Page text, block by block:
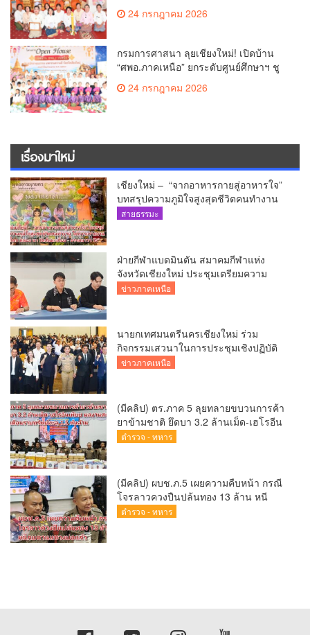
ประโยชน์แก่พระพุทธศาสนา
24 กรกฎาคม 2026
กรมการศาสนา ลุยเชียงใหม่! เปิดบ้าน
“ศพอ.ภาคเหนือ” ยกระดับศูนย์ศึกษาฯ ชู
เวทีบรรยายธรรมสร้างทุนชีวิตเยาวชน
24 กรกฎาคม 2026
เรื่องมาใหม่
เชียงใหม่ – “จากอาหารกายสู่อาหารใจ”
บทสรุปความภูมิใจสูงสุดชีวิตคนทำงาน
ได้ถวายรายงาน “โคก หนอง นา วัดสันมะ
สายธรรมะ
ฝ่ายกีฬาแบดมินตัน สมาคมกีฬาแห่ง
จังหวัดเชียงใหม่ ประชุมเตรียมความ
พร้อมคัดเลือกนักกีฬาเยาวชน ยุวชน และ
ข่าวภาคเหนือ
นายกเทศมนตรีนครเชียงใหม่ ร่วม
กิจกรรมเสวนาในการประชุมเชิงปฏิบัติ
การป้องกันการทุจริตเชิงรุก ขับเคลื่อน
ข่าวภาคเหนือ
(มีคลิป) ตร.ภาค 5 ลุยทลายขบวนการค้า
ยาข้ามชาติ ยึดบา 3.2 ล้านเม็ด-เฮโรอีน
เพียบ ผลงานสะสม 10 เดือนรวบทรัพย์
ตำรวจ - ทหาร
(มีคลิป) ผบช.ภ.5 เผยความคืบหน้า กรณี
โจรลาวควงปืนปล้นทอง 13 ล้าน หนี
กบดานแขวงบ่อแก้ว
ตำรวจ - ทหาร